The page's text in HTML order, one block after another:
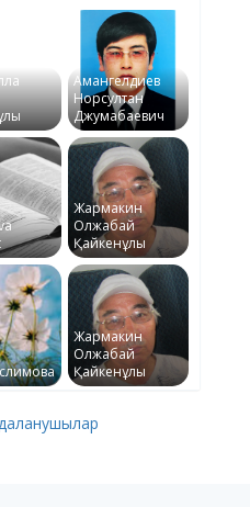
Амангелдиев
Норсултан
Джумабаевич
Жармакин
Олжабай
Қайкенұлы
Жармакин
Олжабай
Қайкенұлы